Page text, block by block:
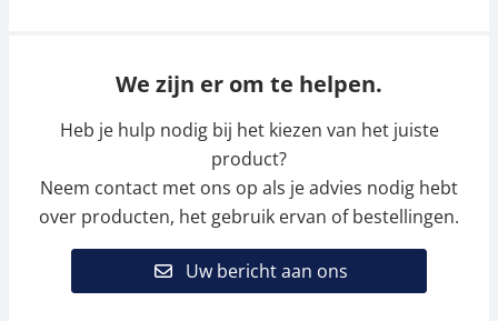
We zijn er om te helpen.
Heb je hulp nodig bij het kiezen van het juiste
product?
Neem contact met ons op als je advies nodig hebt
over producten, het gebruik ervan of bestellingen.
Uw bericht aan ons